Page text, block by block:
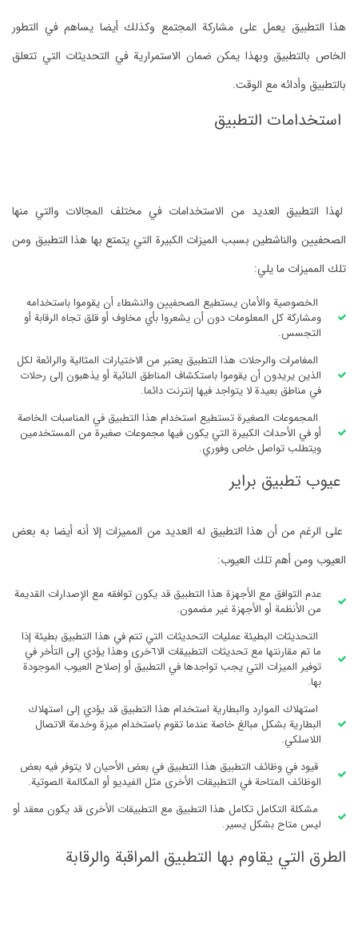
هذا التطبيق يعمل على مشاركة المجتمع وكذلك أيضا يساهم في التطور
الخاص بالتطبيق وبهذا يمكن ضمان الاستمرارية في التحديثات التي تتعلق
بالتطبيق وأدائه مع الوقت.
استخدامات التطبيق
لهذا التطبيق العديد من الاستخدامات في مختلف المجالات والتي منها
الصحفيين والناشطين بسبب الميزات الكبيرة التي يتمتع بها هذا التطبيق ومن
تلك المميزات ما يلي:
الخصوصية والأمان يستطيع الصحفيين والنشطاء أن يقوموا باستخدامه
ومشاركة كل المعلومات دون أن يشعروا بأي مخاوف أو قلق تجاه الرقابة أو
التجسس.
المغامرات والرحلات هذا التطبيق يعتبر من الاختيارات المثالية والرائعة لكل
الذين يريدون أن يقوموا باستكشاف المناطق النائية أو يذهبون إلى رحلات
في مناطق بعيدة لا يتواجد فيها إنترنت دائما.
المجموعات الصغيرة تستطيع استخدام هذا التطبيق في المناسبات الخاصة
أو في الأحداث الكبيرة التي يكون فيها مجموعات صغيرة من المستخدمين
ويتطلب تواصل خاص وفوري.
عيوب تطبيق براير
على الرغم من أن هذا التطبيق له العديد من المميزات إلا أنه أيضا به بعض
العيوب ومن أهم تلك العيوب:
عدم التوافق مع الأجهزة هذا التطبيق قد يكون توافقه مع الإصدارات القديمة
من الأنظمة أو الأجهزة غير مضمون.
التحديثات البطيئة عمليات التحديثات التي تتم في هذا التطبيق بطيئة إذا
ما تم مقارنتها مع تحديثات التطبيقات الا٦خرى وهذا يؤدي إلى التأخر في
توفير الميزات التي يجب تواجدها في التطبيق أو إصلاح العيوب الموجودة
بها.
استهلاك الموارد والبطارية استخدام هذا التطبيق قد يؤدي إلى استهلاك
البطارية بشكل مبالغ خاصة عندما تقوم باستخدام ميزة وخدمة الاتصال
اللاسلكي.
قيود في وظائف التطبيق هذا التطبيق في بعض الأحيان لا يتوفر فيه بعض
الوظائف المتاحة في التطبيقات الأخرى مثل الفيديو أو المكالمة الصوتية.
مشكلة التكامل تكامل هذا التطبيق مع التطبيقات الأخرى قد يكون معقد أو
ليس متاح بشكل يسير.
الطرق التي يقاوم بها التطبيق المراقبة والرقابة